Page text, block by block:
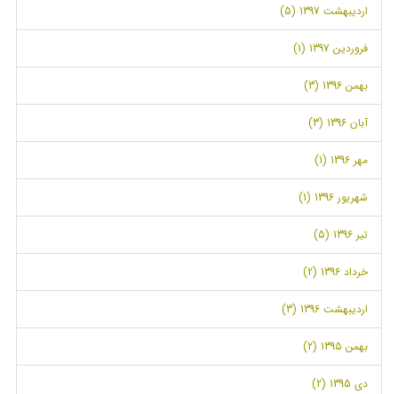
اردیبهشت 1397 (5)
فروردین 1397 (1)
بهمن 1396 (3)
آبان 1396 (3)
مهر 1396 (1)
شهریور 1396 (1)
تیر 1396 (5)
خرداد 1396 (2)
اردیبهشت 1396 (3)
بهمن 1395 (2)
دی 1395 (2)